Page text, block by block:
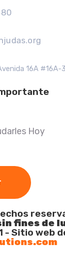
16A #16A-
Hoy
fines de
- Sitio web